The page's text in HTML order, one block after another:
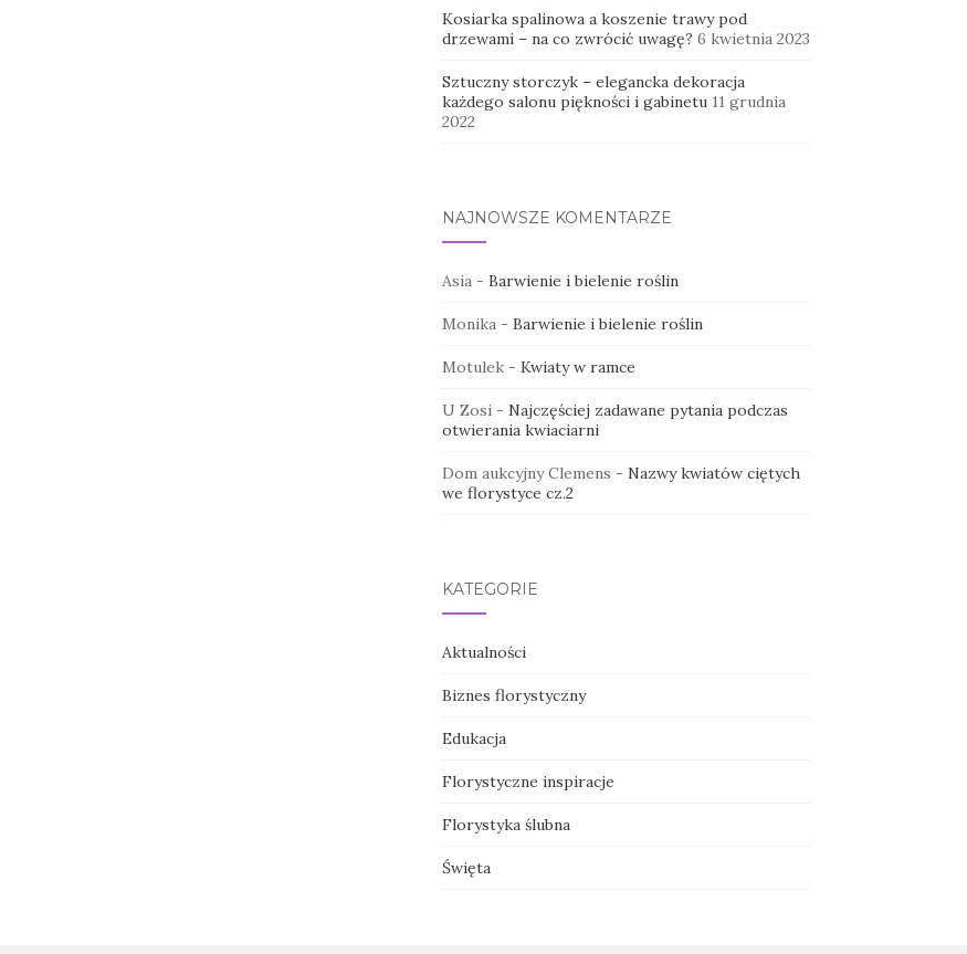
Kosiarka spalinowa a koszenie trawy pod
drzewami – na co zwrócić uwagę? 6 kwietnia 2023
Sztuczny storczyk – elegancka dekoracja
każdego salonu piękności i gabinetu 11 grudnia
2022
NAJNOWSZE KOMENTARZE
Asia- Barwienie i bielenie roślin
Monika- Barwienie i bielenie roślin
Motulek- Kwiaty w ramce
U Zosi- Najczęściej zadawane pytania podczas
otwierania kwiaciarni
Dom aukcyjny Clemens - Nazwy kwiatów ciętych
we florystyce cz.2
KATEGORIE
Aktualności
Biznes florystyczny
Edukacja
Florystyczne inspiracje
Florystyka ślubna
Święta